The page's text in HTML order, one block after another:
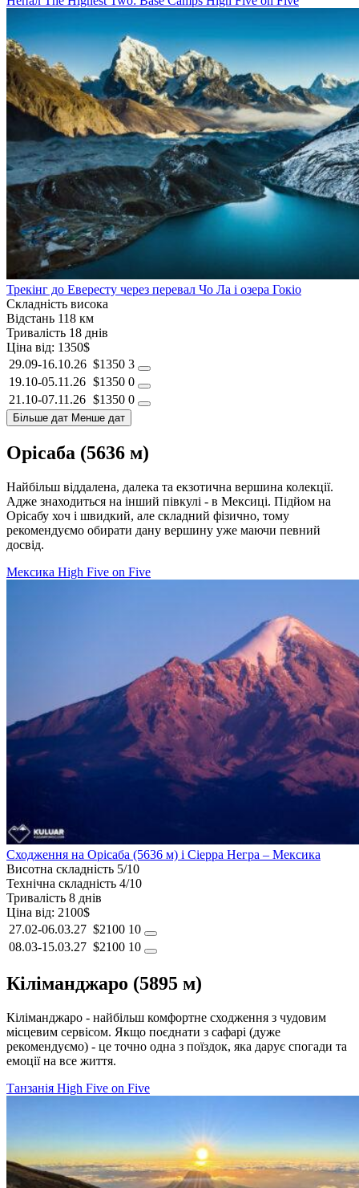
Трекінг до Евересту через перевал Чо Ла і озера Гокіо
Складність висока
Відстань 118 км
Тривалість 18 днів
Ціна від: 1350$
29.09-16.10.26 $1350 3
19.10-05.11.26 $1350 0
21.10-07.11.26 $1350 0
Більше дат Менше дат
Орісаба (5636 м)
Найбільш віддалена, далека та екзотична вершина колекції.
Адже знаходиться на інший півкулі - в Мексиці. Підйом на
Орісабу хоч і швидкий, але складний фізично, тому
рекомендуємо обирати дану вершину уже маючи певний
досвід.
Мексика High Five on Five
Сходження на Орісаба (5636 м) і Сіерра Негра – Мексика
Висотна складність 5/10
Технічна складність 4/10
Тривалість 8 днів
Ціна від: 2100$
27.02-06.03.27 $2100 10
08.03-15.03.27 $2100 10
Кіліманджаро (5895 м)
Кіліманджаро - найбільш комфортне сходження з чудовим
місцевим сервісом. Якщо поєднати з сафарі (дуже
рекомендуємо) - це точно одна з поїздок, яка дарує спогади та
емоції на все життя.
Танзанія High Five on Five